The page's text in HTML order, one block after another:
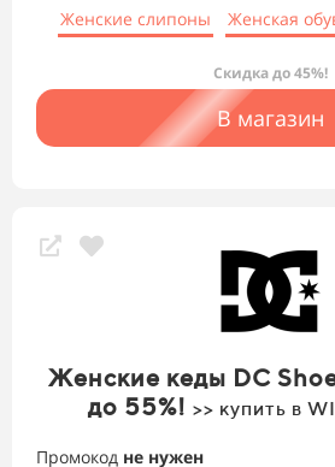
Женские слипоны Женская
Скидка до 45%!
В магазин
Женские кеды DC
до 55%! >> купить в
Промокод не нужен